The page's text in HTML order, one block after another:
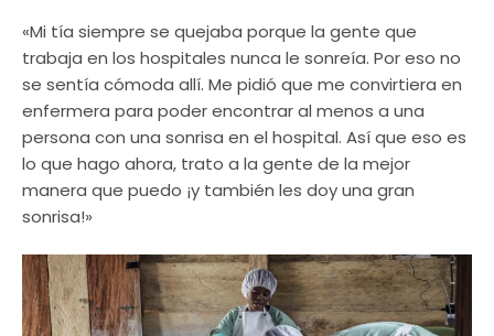
«Mi tía siempre se quejaba porque la gente que
trabaja en los hospitales nunca le sonreía. Por eso no
se sentía cómoda allí. Me pidió que me convirtiera en
enfermera para poder encontrar al menos a una
persona con una sonrisa en el hospital. Así que eso es
lo que hago ahora, trato a la gente de la mejor
manera que puedo ¡y también les doy una gran
sonrisa!»